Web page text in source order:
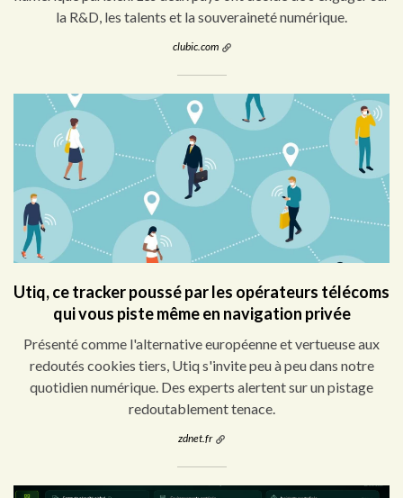
la R&D, les talents et la souveraineté numérique.
clubic.com
Utiq, ce tracker poussé par les opérateurs télécoms
qui vous piste même en navigation privée
Présenté comme l'alternative européenne et vertueuse aux
redoutés cookies tiers, Utiq s'invite peu à peu dans notre
quotidien numérique. Des experts alertent sur un pistage
redoutablement tenace.
zdnet.fr